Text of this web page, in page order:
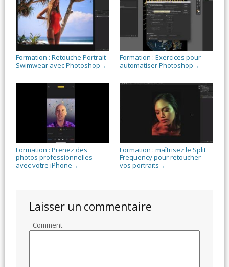
Formation : Retouche Portrait
Swimwear avec Photoshop →
Formation : Exercices pour
automatiser Photoshop →
Formation : Prenez des
photos professionnelles
avec votre iPhone →
Formation : maîtrisez le Split
Frequency pour retoucher
vos portraits →
Laisser un commentaire
Comment